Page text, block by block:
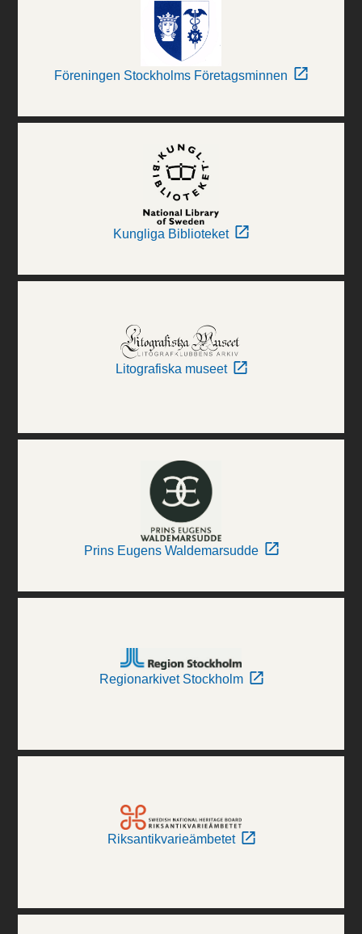
Föreningen Stockholms Företagsminnen
Kungliga Biblioteket
Litografiska museet
Prins Eugens Waldemarsudde
Regionarkivet Stockholm
Riksantikvarieämbetet